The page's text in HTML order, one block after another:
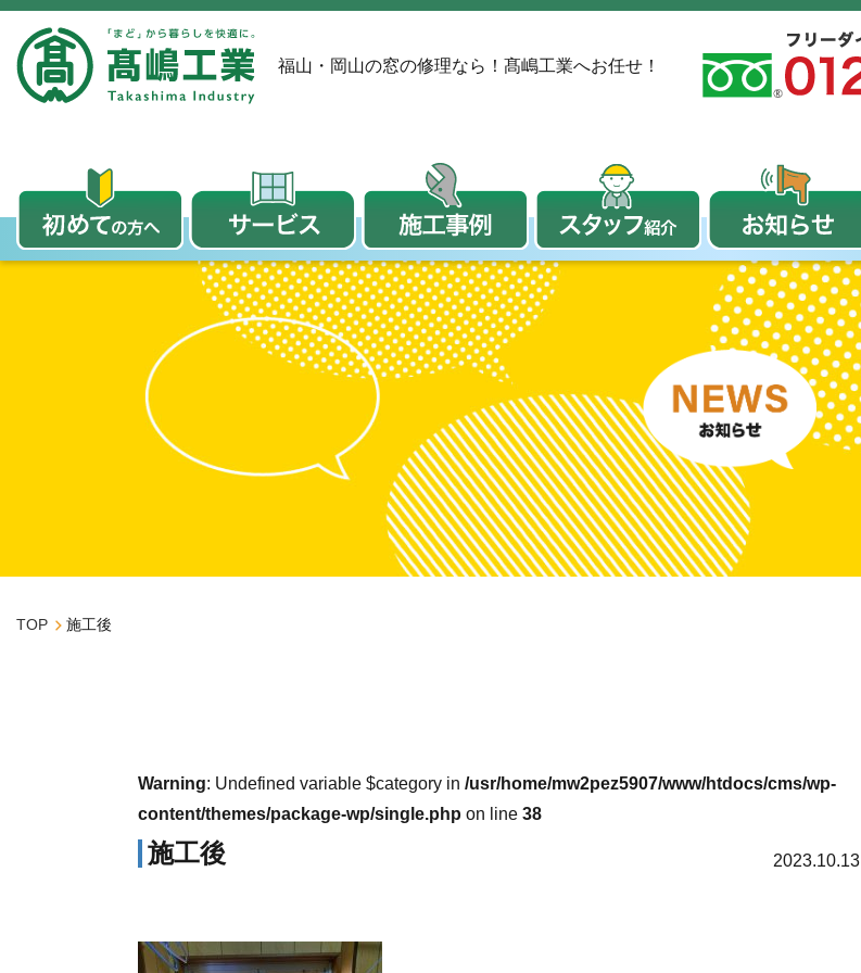
福山・岡山の窓の修理なら！ 髙嶋工業へお任せ！
TOP 施工後
Warning: Undefined variable $category in /usr/home/mw2pez5907/www/htdocs/cms/wp-
content/themes/package-wp/single.php on line 38
施工後 2023.10.13